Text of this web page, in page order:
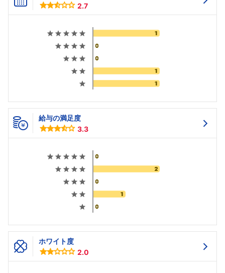
2.7
給与の満足度
3.3
ホワイト度
2.0